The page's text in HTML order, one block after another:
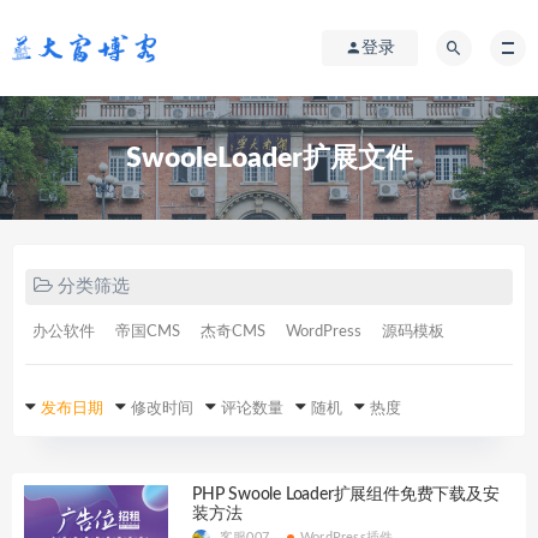
登录
SwooleLoader扩展文件
分类筛选
办公软件 帝国CMS 杰奇CMS WordPress 源码模板
发布日期 修改时间 评论数量 随机 热度
PHP Swoole Loader扩展组件免费下载及安
装方法